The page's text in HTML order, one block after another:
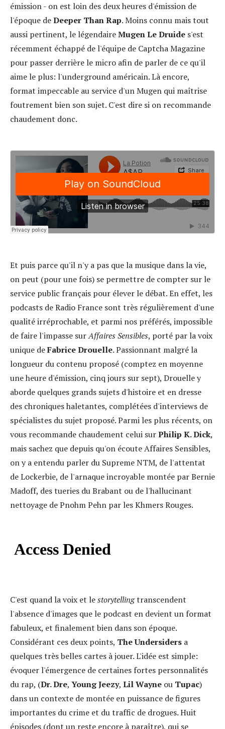
émission - on est loin des deux heures d'émission de
l'époque deDeeper Than Rap. Moins connu mais tout
aussi pertinent, le légendaireMugen Le Druide s'est
récemment échappé de l'équipe de Captcha Magazine
pour passer derrière le micro afin de parler de ce qu'il
aime le plus: l'underground américain. Là encore,
format impeccable au service d'un Mugen qui maîtrise
foutrement bien son sujet. C'est dire si on recommande
chaudement donc.
Et puis parce qu'il n'y a pas que la musique dans la vie,
on peut (pour une fois) se permettre de compter sur le
service public français pour élever le débat. En effet, les
podcasts de Radio France sont très régulièrement d'une
qualité irréprochable, et parmi nos préférés, impossible
de faire l'impasse surAffaires Sensibles, porté par la voix
unique deFabrice Drouelle. Passionnant malgré la
longueur du contenu proposé (comptez en moyenne
une heure d'émission, cinq jours sur sept), Drouelle y
aborde quelques grands sujets d'histoire et en dresse
des chroniques haletantes, complétées d'interviews de
spécialistes du sujet proposé. Parmi les plus récents, on
vous recommande chaudement celui surPhilip K. Dick,
mais sachez que depuis qu'on écoute Affaires Sensibles,
on y a entendu parler du Supreme NTM, de l'attentat
de Lockerbie, de l'arnaque incroyable montée par Bernie
Madoff, des tueries du Brabant ou de l'hallucinant
nettoyage de Pnohm Pehn par les Khmers Rouges.
C'est quand la voix et lestorytellingtranscendent
l'absence d'images que le podcast en devient un format
fabuleux, et finalement bien dans son époque.
Considérant ces deux points, The Undersiders a
quelques très belles cartes à jouer. L'idée est simple:
évoquer l'émergence de certaines fortes personnalités
du rap, (Dr. Dre, Young Jeezy, Lil Wayne ou Tupac)
dans un contexte de montée en puissance de figures
importantes du crime et du traffic de drogues. Huit
épisodes (dont un reste encore à paraître), qui se